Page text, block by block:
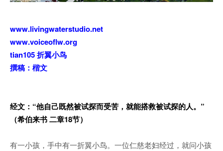
www.livingwaterstudio.net
www.voiceoflw.org
tian105 折翼小鸟
撰稿：楷文
经文：“他自己既然被试探而受苦，就能搭救被试探的人。”
（希伯来书 二章18节）
有一小孩，手中有一折翼小鸟。一位仁慈老妇经过，就问小孩